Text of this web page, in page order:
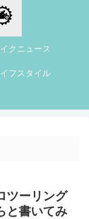
クニュース
フスタイル
ツーリング
と書いてみ